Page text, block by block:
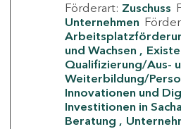
Förderart: Zuschuss
Unternehmen
und Wachsen
Qualifizierung/Aus-
Weiterbildung/
Innovationen und
Investitionen in
Beratung